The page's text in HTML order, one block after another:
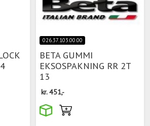
026.37.103.00.00
BETA GUMMI
EKSOSPAKNING RR 2T
13
kr.451,-